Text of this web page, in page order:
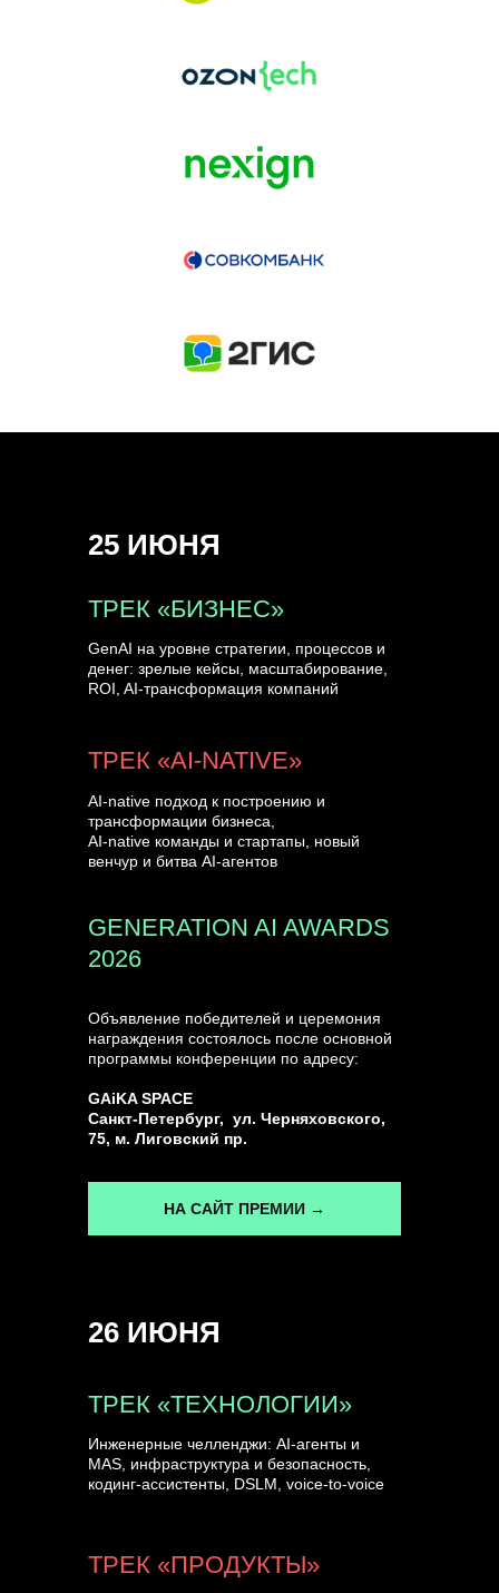
Объявление победителей и церемония
награждения состоялось после основной
программы конференции по адресу:
GAiKA SPACE
Санкт-Петербург, ул. Черняховского,
75, м. Лиговский пр.
ТРЕК «БИЗНЕС»
GENERATION AI AWARDS
2026
GenAI на уровне стратегии, процессов и
денег: зрелые кейсы, масштабирование,
ROI, AI-трансформация компаний
AI-native подход к построению и
трансформации бизнеса,
AI-native команды и стартапы, новый
венчур и битва AI-агентов
ТРЕК «AI-NATIVE»
25 ИЮНЯ
26 ИЮНЯ
ТРЕК «ПРОДУКТЫ»
Инженерные челленджи: AI-агенты и
MAS, инфраструктура и безопасность,
кодинг-ассистенты, DSLM, voice-to-voice
ТРЕК «ТЕХНОЛОГИИ»
НА САЙТ ПРЕМИИ →
CONVERSATIONS